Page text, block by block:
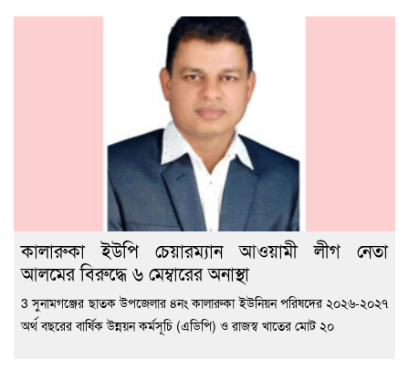
কালারুকা ইউপি চেয়ারম্যান আওয়ামী লীগ নেতা
আলমের বিরুদ্ধে ৬ মেম্বারের অনাস্থা
3 সুনামগঞ্জের ছাতক উপজেলার ৪নং কালারুকা ইউনিয়ন পরিষদের ২০২৬-২০২৭
অর্থ বছরের বার্ষিক উন্নয়ন কর্মসূচি (এডিপি) ও রাজস্ব খাতের মোট ২০